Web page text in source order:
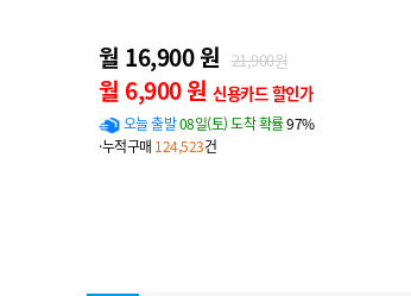
월 16,900 원 21,900원
월 6,900 원 신용카드 할인가
오늘 출발08일(토) 도착 확률97%
·누적구매 124,523건